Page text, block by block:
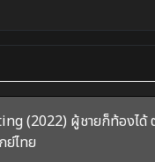
(2022) ผู้ชายก็ท้องได้
ย์ไทย